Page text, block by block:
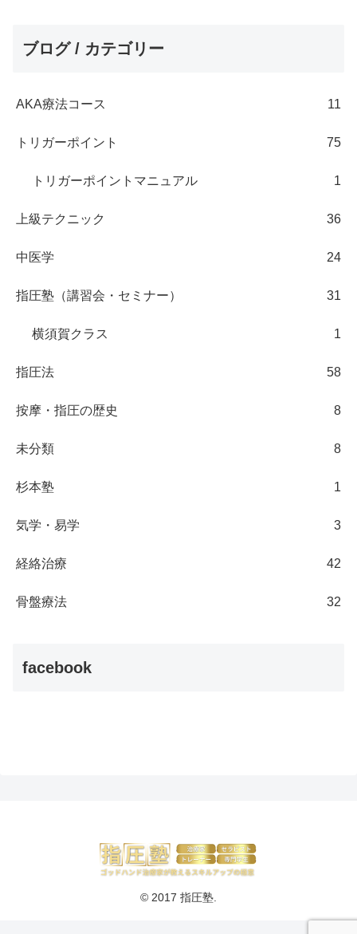
ブログ / カテゴリー
AKA療法コース 11
トリガーポイント 75
トリガーポイントマニュアル 1
上級テクニック 36
中医学 24
指圧塾（講習会・セミナー） 31
横須賀クラス 1
指圧法 58
按摩・指圧の歴史 8
未分類 8
杉本塾 1
気学・易学 3
経絡治療 42
骨盤療法 32
facebook
© 2017 指圧塾.